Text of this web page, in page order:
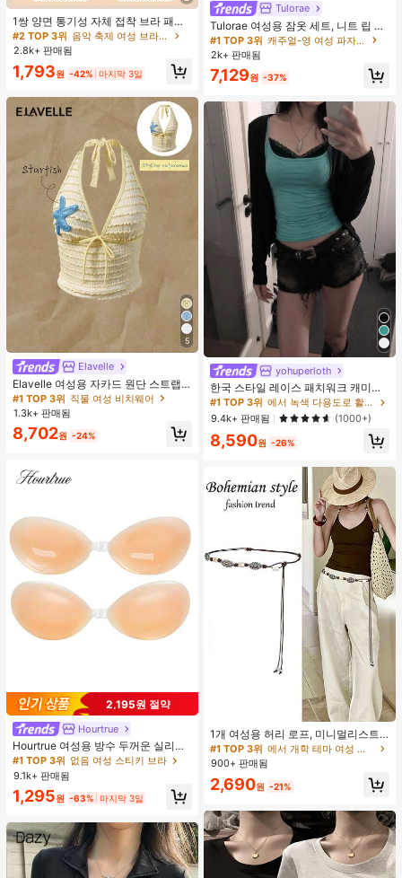
1쌍 양면 통기성 자체 접착 브라 패드,
두꺼워진 삼각형 푸쉬업 디자인, 재사
용 가능, 보이지 않는 비키니 브라 삽
입물, 수영에 적합
#2 TOP 3위
음악 축제 여성 브라 액세서리
2.8k+ 판매됨
1,793원 -42% 마지막 3일
5
Elavelle
Elavelle 여성용 자카드 원단 스트랩
불가사리 장식 홀터 탑, 봄/여름에 적
합 (탑만 포함, 반바지 미포함)
#1 TOP 3위 직물 여성 비치웨어
1.3k+ 판매됨
8,702원 -24%
2,195원 절약
Hourtrue
Hourtrue 여성용 방수 두꺼운 실리콘
가슴 페탈, 작은 가슴 리프트업 & 푸시
인용, 웨딩 촬영 및 들러리용
#1 TOP 3위 없음 여성 스티키 브라
9.1k+ 판매됨
1,295원 -63% 마지막 3일
Tulorae
Tulorae 여성용 잠옷 세트, 니트 립 원
단, 하트 프린트 대비 레이스 트림, 로
맨틱 달콤 귀여운 섹시 캐미솔 & 반바
지 베이비돌 잠옷 세트 투피스 나이트
세트 섹시 잠옷 세트 여성용 잠옷 롬퍼
투피스 잠옷 세트 여성용 잠옷 세트 도
트 잠옷 세트 잠옷 반바지 세트 투피스
잠옷 세트 여성용 여름 세트 도트 반바
지 세트 여성용 잠옷 세트 반바지 잠옷
세트 여성용 투피스 여름 라운지 세트
#1 TOP 3위
캐주얼-영 여성 파자마 세트
2k+ 판매됨
7,129원 -37%
yohuperloth
한국 스타일 레이스 패치워크 캐미솔
탱크 탑, Y2K 에스테틱, 스트리트웨어
캐주얼 여름
#1 TOP 3위
에서 녹색 다용도로 활용 가능한 데일리 탑
9.4k+ 판매됨
(1000+)
8,590원 -26%
1개 여성용 허리 로프, 미니멀리스트
보헤미안 패션 매듭 허리 벨트, 드레
스, 캐주얼 팬츠와 함께 일상 착용에
적합한 장식용 허리 액세서리
거의 매진!
#1 TOP 3위
에서 개학 테마 여성 벨트 및 벨트 액세서리
거의 매진!
#1 TOP 3위
에서 개학 테마 여성 벨트 및 벨트 액세서리
거의 매진!
#1 TOP 3위
900+ 판매됨
2,690원 -21%